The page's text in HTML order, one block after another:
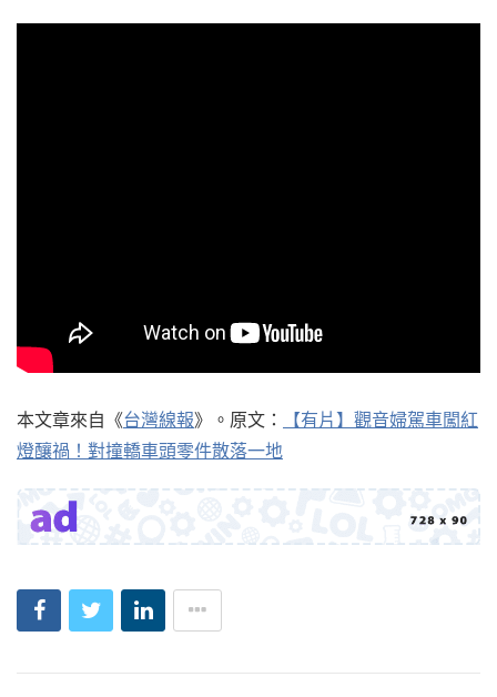
本文章來自《台灣線報》。原文：
【有片】觀音婦駕車闖紅
燈釀禍！對撞轎車頭零件散落一地